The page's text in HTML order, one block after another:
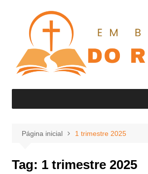
conteúdo
Página inicial 1 trimestre 2025
Tag: 1 trimestre 2025